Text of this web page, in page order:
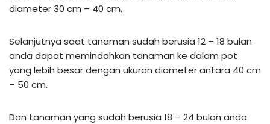
diameter 30 cm – 40 cm.
Selanjutnya saat tanaman sudah berusia 12 – 18 bulan
anda dapat memindahkan tanaman ke dalam pot
yang lebih besar dengan ukuran diameter antara 40 cm
– 50 cm.
Dan tanaman yang sudah berusia 18 – 24 bulan anda